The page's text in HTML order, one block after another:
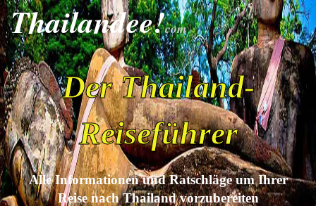
Thailandee!com
Der Thailand-
Reiseführer
Alle Informationen und Ratschläge um Ihrer
Reise nach Thailand vorzubereiten